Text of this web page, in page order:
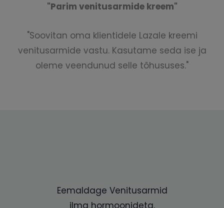
"Parim venitusarmide kreem"
"Soovitan oma klientidele Lazale kreemi
venitusarmide vastu. Kasutame seda ise ja
oleme veendunud selle tõhususes."
Eemaldage Venitusarmid